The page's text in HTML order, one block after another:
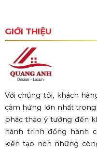
GIỚI THIỆU
Với chúng tôi, khách
cảm hứng lớn nhất
phác thảo ý tưởng đến
hành trình đồng hành
kiến tạo nên những